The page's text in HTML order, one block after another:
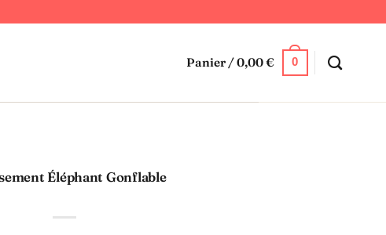
Panier /0,00€ 0
Éléphant Gonflable